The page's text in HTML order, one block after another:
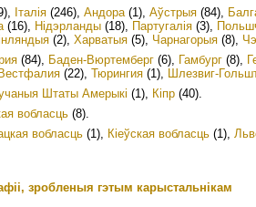
, Італія (246), Андора(1), Аўстрыя (84),
(16), Нідэрланды (18), Партугалія (3),
(2), Харватыя (5), Чарнагорыя (8),
(84), Баден-Вюртемберг (6), Гамбург (8),
(22), Тюрингия (1), Шлезвиг-
Штаты Амерыкі (1), Кіпр (40).
вобласць (8).
вобласць (1), Кіеўская вобласць (1),
зробленыя гэтым карыстальнікам